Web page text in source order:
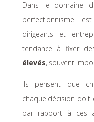
Dans le domaine
perfectionnisme
dirigeants et
tendance à fixer
élevés, souvent
Ils pensent que
chaque décision doit
par rapport à ces